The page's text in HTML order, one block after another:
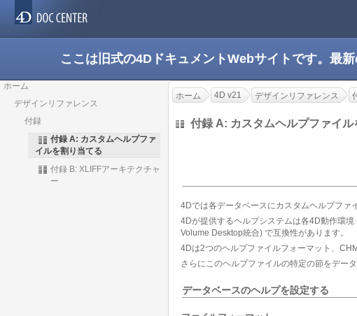
ここは旧式の4DドキュメントWebサイトです。最
ホーム
デザインリファレンス
付録
付録 A: カスタムヘルプファ
イルを割り当てる
付録 B: XLIFFアーキテクチャ
ー
ホーム 4D v21 デザインリファレンス
付録 A: カスタムヘルプファイル
4Dでは各データベースにカスタムヘルプファ
4Dが提供するヘルプシステムは各4D動作環
Volume Desktop統合) で互換性があります。
4Dは2つのヘルプファイルフォーマット、
さらにこのヘルプファイルの特定の節をデー
データベースのヘルプを設定する